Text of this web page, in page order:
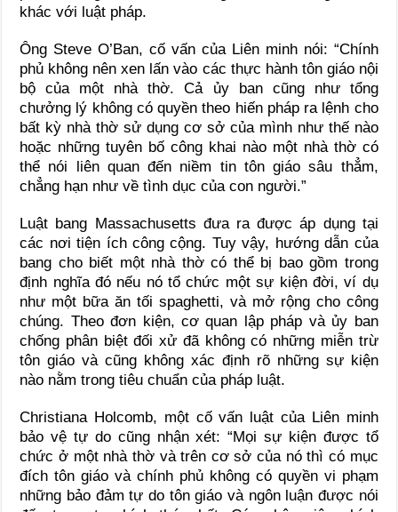
khác với luật pháp.
Ông Steve O’Ban, cố vấn của Liên minh nói: “Chính
phủ không nên xen lấn vào các thực hành tôn giáo nội
bộ của một nhà thờ. Cả ủy ban cũng như tổng
chưởng lý không có quyền theo hiến pháp ra lệnh cho
bất kỳ nhà thờ sử dụng cơ sở của mình như thế nào
hoặc những tuyên bố công khai nào một nhà thờ có
thể nói liên quan đến niềm tin tôn giáo sâu thẳm,
chẳng hạn như về tình dục của con người.”
Luật bang Massachusetts đưa ra được áp dụng tại
các nơi tiện ích công cộng. Tuy vậy, hướng dẫn của
bang cho biết một nhà thờ có thể bị bao gồm trong
định nghĩa đó nếu nó tổ chức một sự kiện đời, ví dụ
như một bữa ăn tối spaghetti, và mở rộng cho công
chúng. Theo đơn kiện, cơ quan lập pháp và ủy ban
chống phân biệt đối xử đã không có những miễn trừ
tôn giáo và cũng không xác định rõ những sự kiện
nào nằm trong tiêu chuẩn của pháp luật.
Christiana Holcomb, một cố vấn luật của Liên minh
bảo vệ tự do cũng nhận xét: “Mọi sự kiện được tổ
chức ở một nhà thờ và trên cơ sở của nó thì có mục
đích tôn giáo và chính phủ không có quyền vi phạm
những bảo đảm tự do tôn giáo và ngôn luận được nói